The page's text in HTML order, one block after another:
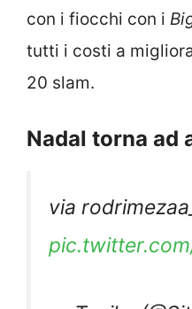
con i fiocchi con i
tutti i costi a
20 slam.
Nadal torna ad
via